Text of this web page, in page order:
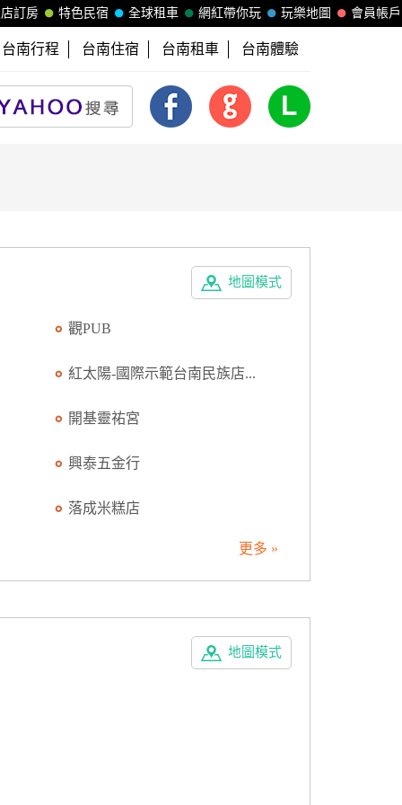
會員帳戶
玩樂地圖
網紅帶你玩
全球租車
特色民宿
訂房
台南行程 台南住宿 台南租車 台南體驗
地圖模式
觀PUB
紅太陽-國際示範台南民族店...
開基靈祐宮
興泰五金行
落成米糕店
更多 »
地圖模式